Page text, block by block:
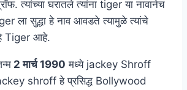
त्यांच्या घरातले त्यांना tiger या नावानेच
ला सुद्धा हे नाव आवडते त्यामुळे त्यांचे
Tiger आहे.
2 मार्च 1990 मध्ये jackey Shroff
shroff हे प्रसिद्ध Bollywood